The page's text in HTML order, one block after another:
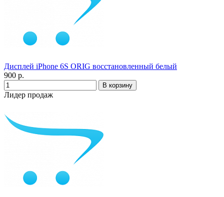
Дисплей iPhone 6S ORIG восстановленный белый
900 р.
Лидер продаж